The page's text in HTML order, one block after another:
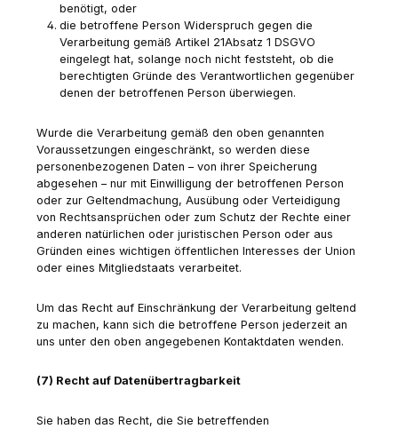
benötigt, oder
die betroffene Person Widerspruch gegen die
Verarbeitung gemäß Artikel 21Absatz 1 DSGVO
eingelegt hat, solange noch nicht feststeht, ob die
berechtigten Gründe des Verantwortlichen gegenüber
denen der betroffenen Person überwiegen.
Wurde die Verarbeitung gemäß den oben genannten
Voraussetzungen eingeschränkt, so werden diese
personenbezogenen Daten – von ihrer Speicherung
abgesehen – nur mit Einwilligung der betroffenen Person
oder zur Geltendmachung, Ausübung oder Verteidigung
von Rechtsansprüchen oder zum Schutz der Rechte einer
anderen natürlichen oder juristischen Person oder aus
Gründen eines wichtigen öffentlichen Interesses der Union
oder eines Mitgliedstaats verarbeitet.
Um das Recht auf Einschränkung der Verarbeitung geltend
zu machen, kann sich die betroffene Person jederzeit an
uns unter den oben angegebenen Kontaktdaten wenden.
(7) Recht auf Datenübertragbarkeit
Sie haben das Recht, die Sie betreffenden